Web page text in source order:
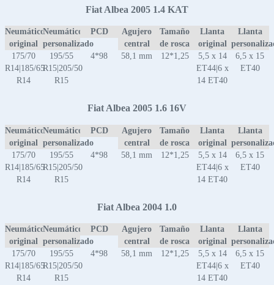
Fiat Albea 2005 1.4 KAT
Neumático
original
Neumático
personalizado
PCD
Agujero
central
Tamaño
de rosca
Llanta
original
Llanta
175/70
R14|185/65
R14
195/55
R15|205/50
R15
4*98 58,1 mm 12*1,25
5,5 x 14
ET44|6 x
14 ET40
6,5 x 15
ET40
Fiat Albea 2005 1.6 16V
Neumático
original
Neumático
personalizado
PCD
Agujero
central
Tamaño
de rosca
Llanta
original
Llanta
175/70
R14|185/65
R14
195/55
R15|205/50
R15
4*98 58,1 mm 12*1,25
5,5 x 14
ET44|6 x
14 ET40
6,5 x 15
ET40
Fiat Albea 2004 1.0
Neumático
original
Neumático
personalizado
PCD
Agujero
central
Tamaño
de rosca
Llanta
original
Llanta
175/70
R14|185/65
R14
195/55
R15|205/50
R15
4*98 58,1 mm 12*1,25
5,5 x 14
ET44|6 x
14 ET40
6,5 x 15
ET40